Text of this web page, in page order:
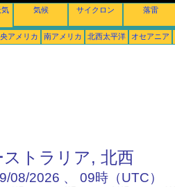
気
気候 サイクロン 落雷
アメリカ 南アメリカ 北西太平洋 オセアニア
ストラリア, 北西
08/2026 、 09時（UTC）